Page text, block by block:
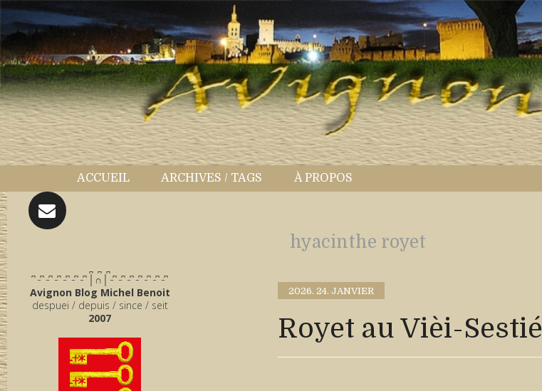
ACCUEIL ARCHIVES / TAGS À PROPOS
͆ ̵ ͆ ̵ ͆ ̵ ͆ ̵ ͆ ̵ ͆ ̵ ͆ │∩│ ̵ ͆ ̵ ͆ ̵ ͆ ̵ ͆ ̵ ͆ ̵ ͆ ̵ ͆
Avignon Blog Michel Benoit
despuei / depuis / since / seit
2007
hyacinthe royet
2026. 24. JANVIER
Royet au Vièi-Sestié